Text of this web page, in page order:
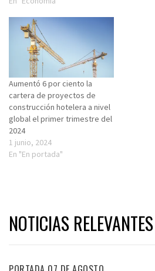
Aumentó 6 por ciento la
cartera de proyectos de
construcción hotelera a nivel
global el primer trimestre del
2024
1 junio, 2024
En "En portada"
NOTICIAS RELEVANTES